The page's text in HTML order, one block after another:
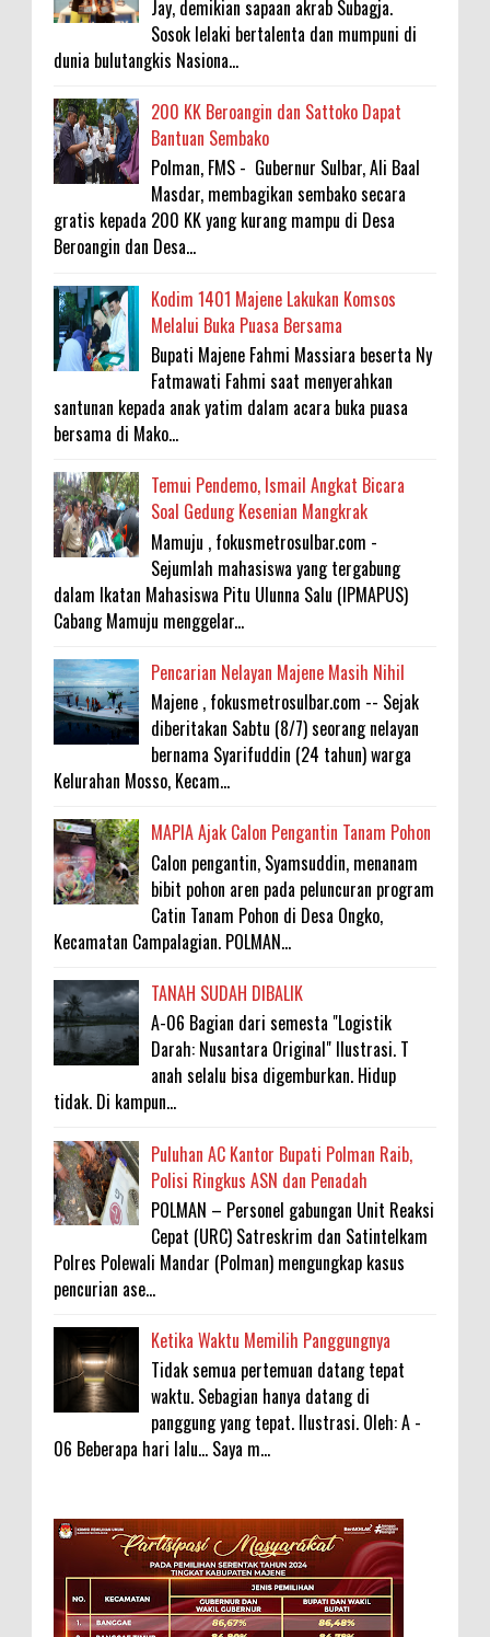
Jay, demikian sapaan akrab Subagja.
Sosok lelaki bertalenta dan mumpuni di
dunia bulutangkis Nasiona...
200 KK Beroangin dan Sattoko Dapat
Bantuan Sembako
Polman, FMS - Gubernur Sulbar, Ali Baal
Masdar, membagikan sembako secara
gratis kepada 200 KK yang kurang mampu di Desa
Beroangin dan Desa...
Kodim 1401 Majene Lakukan Komsos
Melalui Buka Puasa Bersama
Bupati Majene Fahmi Massiara beserta Ny
Fatmawati Fahmi saat menyerahkan
santunan kepada anak yatim dalam acara buka puasa
bersama di Mako...
Temui Pendemo, Ismail Angkat Bicara
Soal Gedung Kesenian Mangkrak
Mamuju , fokusmetrosulbar.com -
Sejumlah mahasiswa yang tergabung
dalam Ikatan Mahasiswa Pitu Ulunna Salu (IPMAPUS)
Cabang Mamuju menggelar...
Pencarian Nelayan Majene Masih Nihil
Majene , fokusmetrosulbar.com -- Sejak
diberitakan Sabtu (8/7) seorang nelayan
bernama Syarifuddin (24 tahun) warga
Kelurahan Mosso, Kecam...
MAPIA Ajak Calon Pengantin Tanam Pohon
Calon pengantin, Syamsuddin, menanam
bibit pohon aren pada peluncuran program
Catin Tanam Pohon di Desa Ongko,
Kecamatan Campalagian. POLMAN...
TANAH SUDAH DIBALIK
A-06 Bagian dari semesta "Logistik
Darah: Nusantara Original" Ilustrasi. T
anah selalu bisa digemburkan. Hidup
tidak. Di kampun...
Puluhan AC Kantor Bupati Polman Raib,
Polisi Ringkus ASN dan Penadah
POLMAN – Personel gabungan Unit Reaksi
Cepat (URC) Satreskrim dan Satintelkam
Polres Polewali Mandar (Polman) mengungkap kasus
pencurian ase...
Ketika Waktu Memilih Panggungnya
Tidak semua pertemuan datang tepat
waktu. Sebagian hanya datang di
panggung yang tepat. Ilustrasi. Oleh: A -
06 Beberapa hari lalu... Saya m...